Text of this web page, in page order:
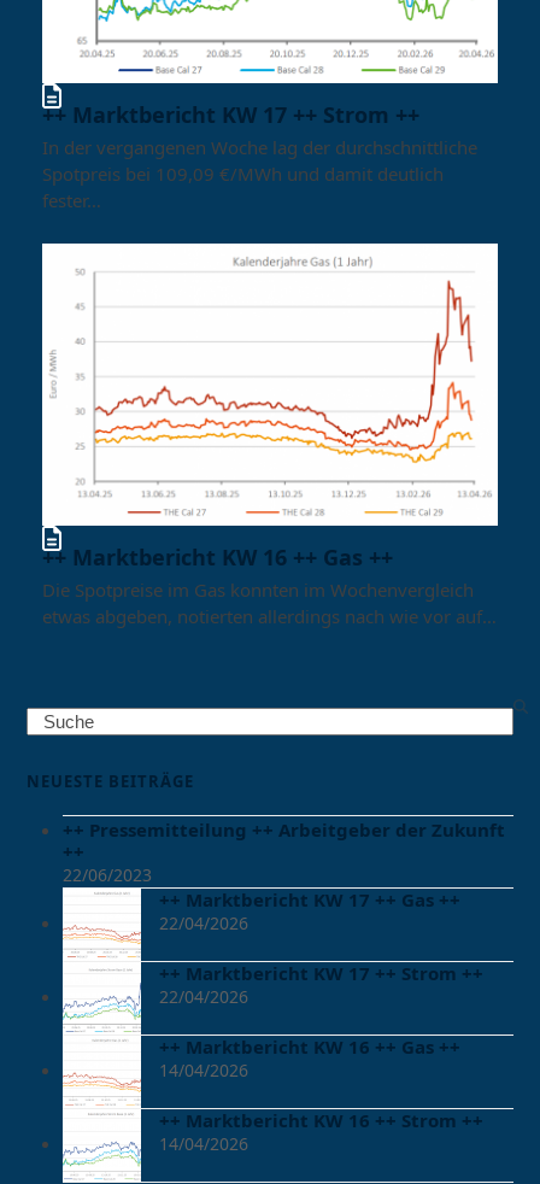
++ Marktbericht KW 17 ++ Strom ++
In der vergangenen Woche lag der durchschnittliche
Spotpreis bei 109,09 €/MWh und damit deutlich
fester…
++ Marktbericht KW 16 ++ Gas ++
Die Spotpreise im Gas konnten im Wochenvergleich
etwas abgeben, notierten allerdings nach wie vor auf…
Search
NEUESTE BEITRÄGE
++ Pressemitteilung ++ Arbeitgeber der Zukunft
++
22/06/2023
++ Marktbericht KW 17 ++ Gas ++
22/04/2026
++ Marktbericht KW 17 ++ Strom ++
22/04/2026
++ Marktbericht KW 16 ++ Gas ++
14/04/2026
++ Marktbericht KW 16 ++ Strom ++
14/04/2026